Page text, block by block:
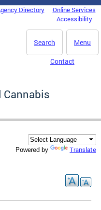
Directory
Online Services
Accessibility
Menu
Search
Contact
Cannabis
Powered by Translate